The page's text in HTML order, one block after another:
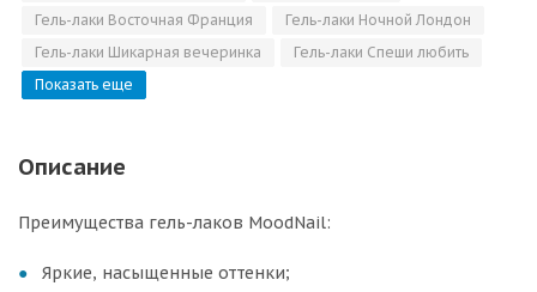
Гель-лаки Восточная Франция
Гель-лаки Ночной Лондон
Гель-лаки Шикарная вечеринка
Гель-лаки Спеши любить
Показать еще
Описание
Преимущества гель-лаков MoodNail:
Яркие, насыщенные оттенки;